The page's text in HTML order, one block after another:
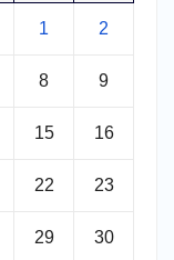
1 2
8 9
15 16
22 23
29 30